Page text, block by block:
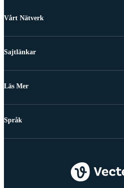
Vårt Nätverk
Sajtlänkar
Läs Mer
Språk